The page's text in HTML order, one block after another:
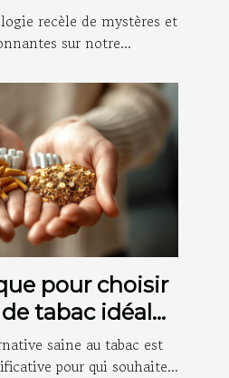
et apparition
recèle de mystères et
sur notre...
pour choisir
tabac idéal
saine au tabac est
pour qui souhaite...